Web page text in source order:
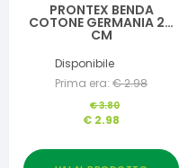
PRONTEX BENDA
COTONE GERMANIA 20
CM
Disponibile
Prima era: €2.98
€3.80
€ 2.98